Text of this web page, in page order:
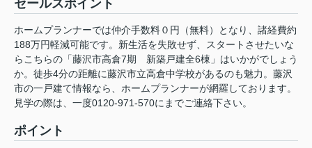
セールスポイント
ホームプランナーでは仲介手数料０円（無料）となり、諸経費約
188万円軽減可能です。新生活を失敗せず、スタートさせたいな
らこちらの「藤沢市高倉7期 新築戸建全6棟」はいかがでしょう
か。徒歩4分の距離に藤沢市立高倉中学校があるのも魅力。藤沢
市の一戸建て情報なら、ホームプランナーが網羅しております。
見学の際は、一度0120-971-570にまでご連絡下さい。
ポイント